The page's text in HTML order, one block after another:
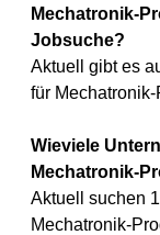
Mechatronik-
Jobsuche?
Aktuell gibt es
für
Wieviele
Mechatronik-
Aktuell suchen
Mechatronik-